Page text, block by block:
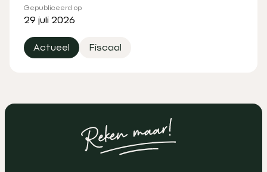
Gepubliceerd op
29 juli 2026
Actueel Fiscaal